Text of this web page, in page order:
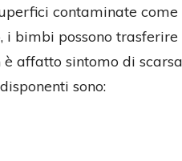
contaminate come
i bimbi possono trasferire
è affatto sintomo di
sono: